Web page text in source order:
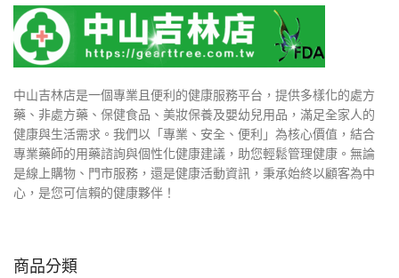
中山吉林店是一個專業且便利的健康服務平台，提供多樣化的處方
藥、非處方藥、保健食品、美妝保養及嬰幼兒用品，滿足全家人的
健康與生活需求。我們以「專業、安全、便利」為核心價值，結合
專業藥師的用藥諮詢與個性化健康建議，助您輕鬆管理健康。無論
是線上購物、門市服務，還是健康活動資訊，秉承始終以顧客為中
心，是您可信賴的健康夥伴！
商品分類